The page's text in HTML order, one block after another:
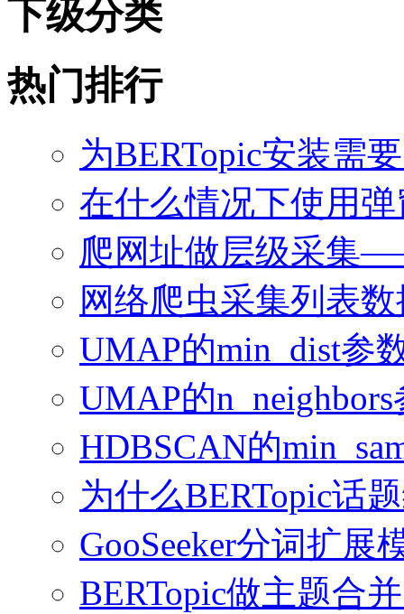
下级分类
热门排行
为BERTopic安装需
在什么情况下使用
爬网址做层级采集
网络爬虫采集列表
UMAP的min_dist参
UMAP的
HDBSCAN的
为什么BERTopic话
GooSeeker分词扩展
BERTopic做主题合